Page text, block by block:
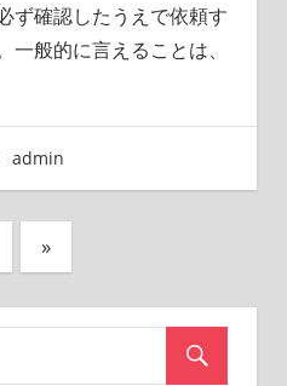
ず確認したうえで依頼す
般的に言えることは、
admin
次
の
記
»